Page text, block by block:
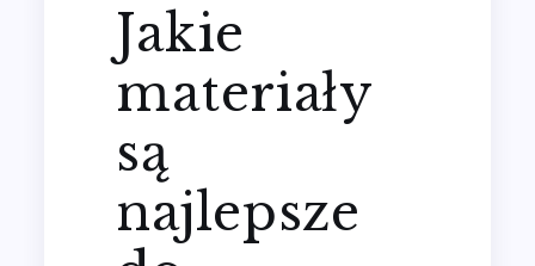
Jakie
materiały
są
najlepsze